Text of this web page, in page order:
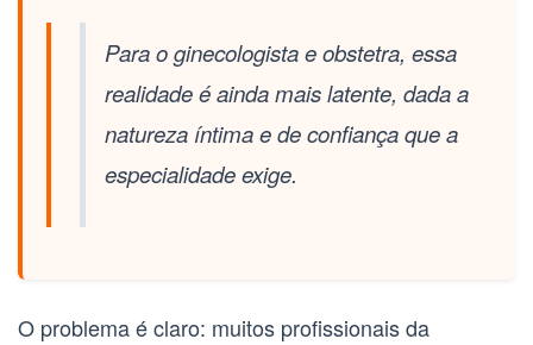
Para o ginecologista e obstetra, essa
realidade é ainda mais latente, dada a
natureza íntima e de confiança que a
especialidade exige.
O problema é claro: muitos profissionais da